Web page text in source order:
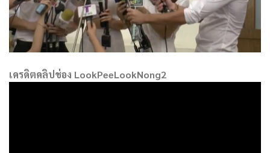
เครดิตคลิปช่อง LookPeeLookNong2